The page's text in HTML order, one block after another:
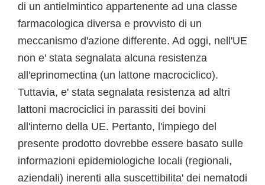
di un antielmintico appartenente ad una classe
farmacologica diversa e provvisto di un
meccanismo d'azione differente. Ad oggi, nell'UE
non e' stata segnalata alcuna resistenza
all'eprinomectina (un lattone macrociclico).
Tuttavia, e' stata segnalata resistenza ad altri
lattoni macrociclici in parassiti dei bovini
all'interno della UE. Pertanto, l'impiego del
presente prodotto dovrebbe essere basato sulle
informazioni epidemiologiche locali (regionali,
aziendali) inerenti alla suscettibilita' dei nematodi